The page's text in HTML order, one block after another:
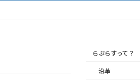
らぷらすって？
沿革